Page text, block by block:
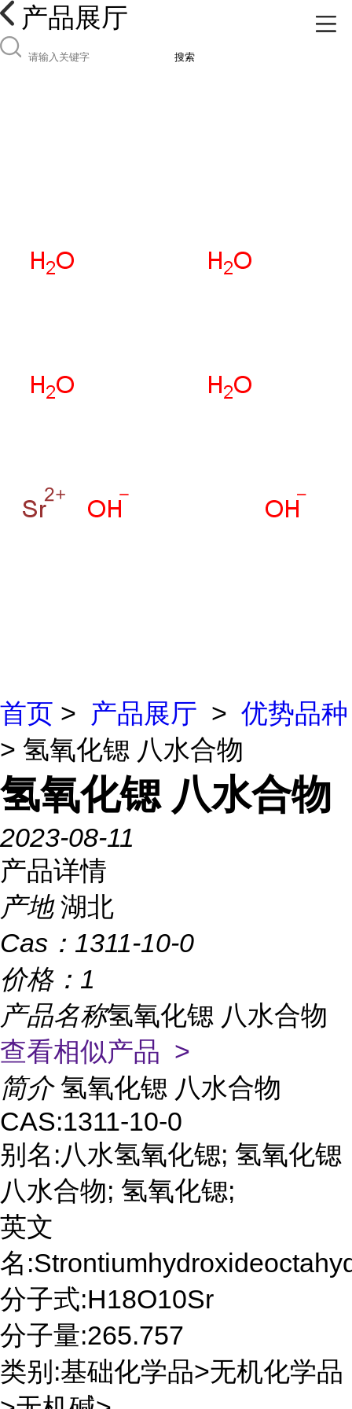
产品展厅
搜索
首页 > 产品展厅 > 优势品种
> 氢氧化锶 八水合物
氢氧化锶 八水合物
2023-08-11
产品详情
产地 湖北
Cas： 1311-10-0
价格： 1
产品名称氢氧化锶 八水合物
查看相似产品 >
简介 氢氧化锶 八水合物
CAS:1311-10-0
别名:八水氢氧化锶; 氢氧化锶
八水合物; 氢氧化锶;
英文
名
分子式:H18O10Sr
分子量:265.757
类别:基础化学品>无机化学品